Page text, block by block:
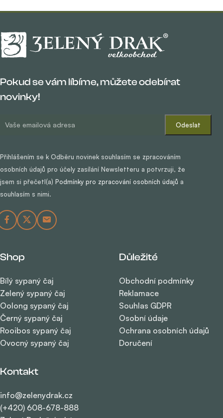
Pokud se vám líbíme, můžete odebírat
novinky!
Přihlášením se k Odběru novinek souhlasím se zpracováním
osobních údajů pro účely zasílání Newsletteru a potvrzuji, že
jsem si přečetl(a) Podmínky pro zpracování osobních údajů a
souhlasím s nimi.
Shop
Bílý sypaný čaj
Zelený sypaný čaj
Oolong sypaný čaj
Černý sypaný čaj
Rooibos sypaný čaj
Ovocný sypaný čaj
Důležité
Obchodní podmínky
Reklamace
Souhlas GDPR
Osobní údaje
Ochrana osobních údajů
Doručení
Kontakt
info@zelenydrak.cz
(+420) 608-678-888